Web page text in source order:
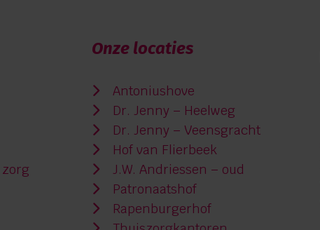
Onze locaties
Antoniushove
Dr. Jenny – Heelweg
Dr. Jenny – Veensgracht
Hof van Flierbeek
J.W. Andriessen – oud
Patronaatshof
Rapenburgerhof